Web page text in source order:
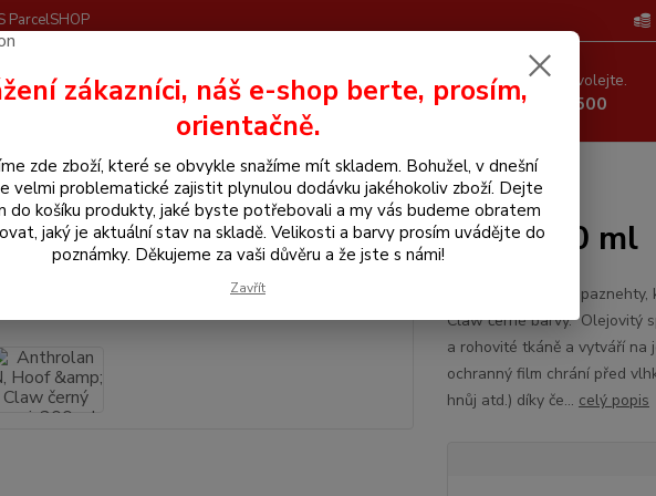
ParcelSHOP
Hledat Nevíte si rady? Zavolejte.
+420 605 255 500
zboží Anthrolan N, Hoof & Claw černý sprej, 200 ml
N, Hoof & Claw černý sprej, 200 ml
Ochranný sprej na
Claw černé barvy. Olejovitý
a rohovité tkáně a vytváří na
ochranný film chrání před
hnůj atd.) díky če... celý popis
zákazníci, náš e-shop berte, prosím,
orientačně.
zde zboží, které se obvykle snažíme mít skladem. Bohužel, v dnešní
velmi problematické zajistit plynulou dodávku jakéhokoliv zboží. Dejte
do košíku produkty, jaké byste potřebovali a my vás budeme obratem
jaký je aktuální stav na skladě. Velikosti a barvy prosím uvádějte do
poznámky. Děkujeme za vaši důvěru a že jste s námi!
Zavřít